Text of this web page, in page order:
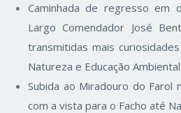
Caminhada de regresso em
Largo Comendador José
transmitidas mais
Natureza e Educação Ambiental
Subida ao Miradouro do Farol
com a vista para o Facho até